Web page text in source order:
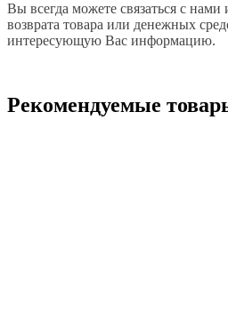
Вы всегда можете связаться с
возврата товара или денежных
интересующую Вас информацию.
Рекомендуемые